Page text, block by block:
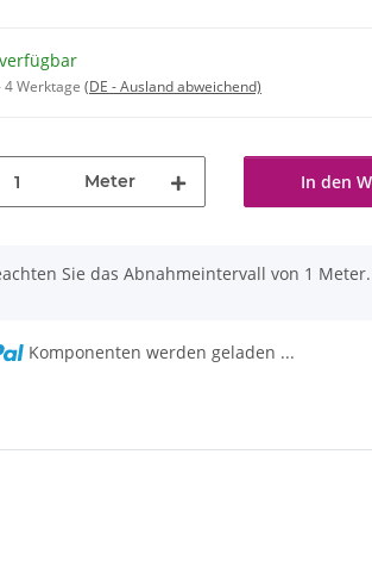
4 Werktage (DE - Ausland abweichend)
Meter In den
Sie das Abnahmeintervall von 1 Meter.
Komponenten werden geladen ...